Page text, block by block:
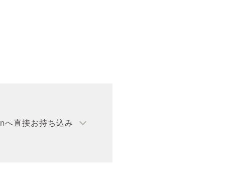
へ直接お持ち込み